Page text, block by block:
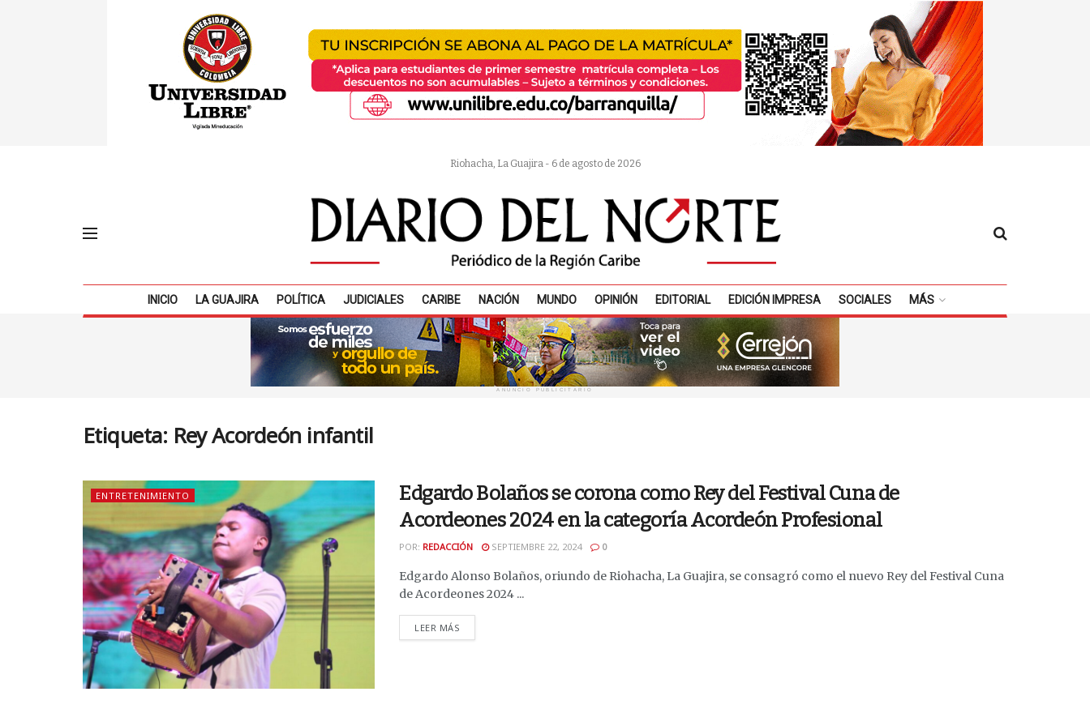
Riohacha, La Guajira - 6 de agosto de 2026
INICIO LA GUAJIRA POLÍTICA JUDICIALES CARIBE NACIÓN MUNDO OPINIÓN EDITORIAL EDICIÓN IMPRESA SOCIALES MÁS
ANUNCIO PUBLICITARIO
Etiqueta: Rey Acordeón infantil
ENTRETENIMIENTO
Edgardo Bolaños se corona como Rey del Festival Cuna de
Acordeones 2024 en la categoría Acordeón Profesional
POR: REDACCIÓN SEPTIEMBRE 22, 2024 0
Edgardo Alonso Bolaños, oriundo de Riohacha, La Guajira, se consagró como el nuevo Rey del Festival Cuna
de Acordeones 2024 ...
LEER MÁS